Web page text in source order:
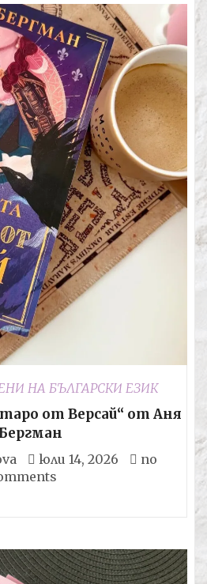
НА БЪЛГАРСКИ ЕЗИК
от Версай“ от Аня
юли 14, 2026
no